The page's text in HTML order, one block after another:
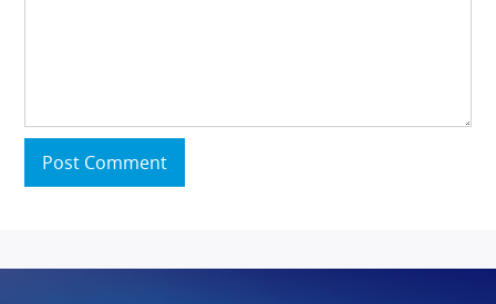
Post Comment